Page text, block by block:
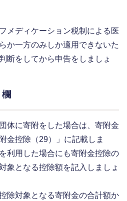
メディケーション税制による医
か一方のみしか適用できないた
断をしてから申告をしましょ
欄
体に寄附をした場合は、寄附金
金控除（29）」に記載しま
利用した場合にも寄附金控除の
象となる控除額を記入しましょ
除対象となる寄附金の合計額か